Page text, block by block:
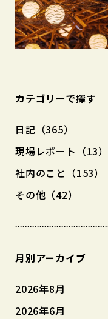
カテゴリーで探す
日記（365）
現場レポート（13）
社内のこと（153）
その他（42）
月別アーカイブ
2026年8月
2026年6月